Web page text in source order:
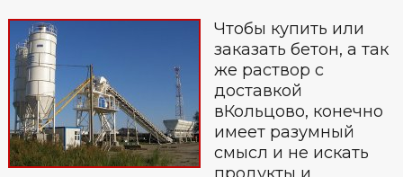
Чтобы купить или
заказать бетон, а так
же раствор с
доставкой
вКольцово, конечно
имеет разумный
смысл и не искать